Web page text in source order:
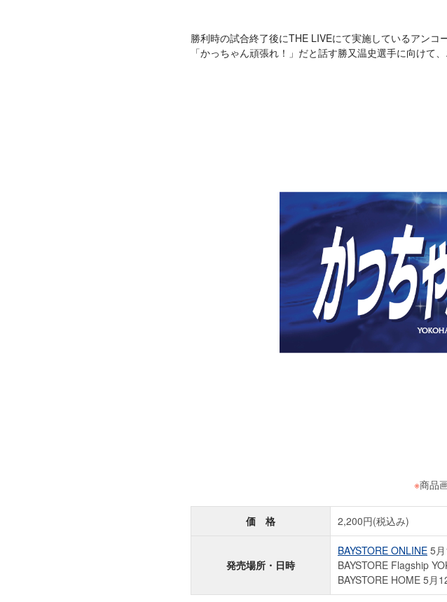
勝利時の試合終了後にTHE LIVEにて実施しているアン
「かっちゃん頑張れ！」だと話す勝又温史選手に向けて
※商品
価 格 2,200円(税込み)
発売場所・日時
BAYSTORE ONLINE 5
BAYSTORE Flagship
BAYSTORE HOME 5月